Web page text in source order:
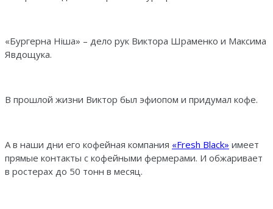
«Бургерна Нiша» – дело рук Виктора Шраменко и Максима
Явдощука.
В прошлой жизни Виктор был эфиопом и придумал кофе.
А в наши дни его кофейная компания «Fresh Black» имеет
прямые контакты с кофейными фермерами. И обжаривает
в ростерах до 50 тонн в месяц.